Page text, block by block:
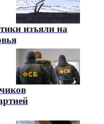
изъяли на